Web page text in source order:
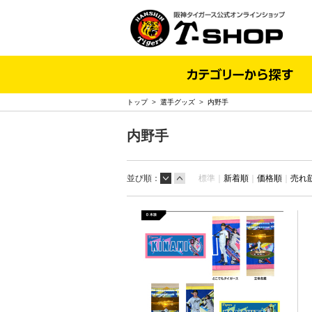
トップ> 選手グッズ > 内野手
内野手
並び順： 標準｜ 新着順 ｜ 価格順 ｜ 売れ